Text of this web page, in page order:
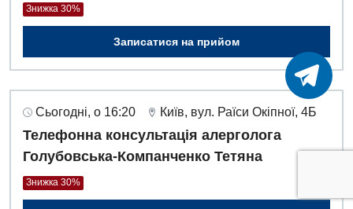
Знижка 30%
Записатися на прийом
Сьогодні, о 16:20 Київ, вул. Раїси Окіпної, 4Б
Телефонна консультація алерголога
Голубовська-Компанченко Тетяна
Знижка 30%